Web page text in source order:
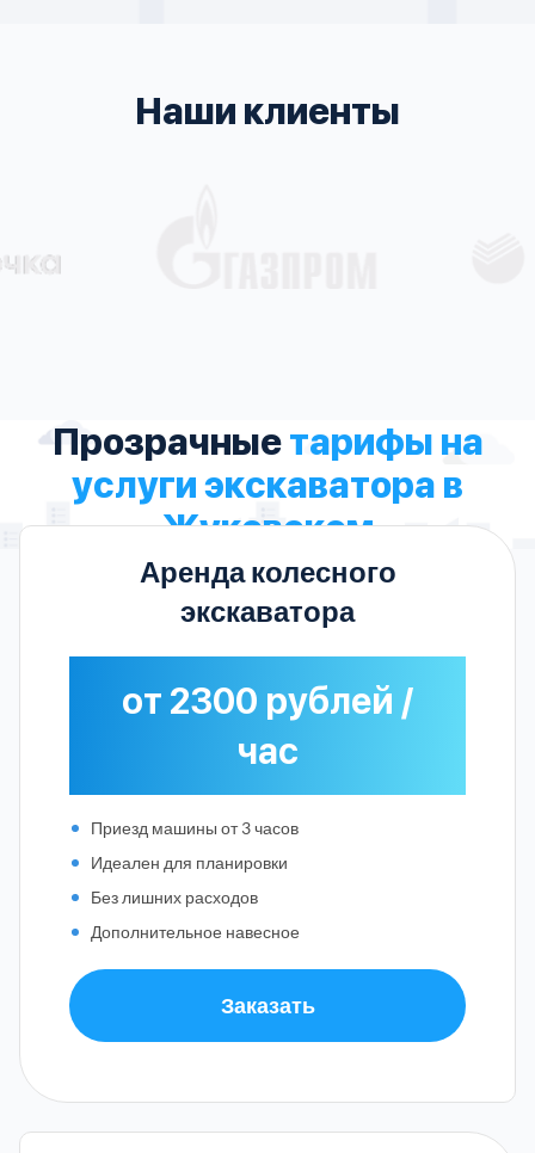
Наши клиенты
Прозрачныетарифы на
услуги экскаватора в
Жуковском
Аренда колесного
экскаватора
от 2300 рублей /
час
Приезд машины от 3 часов
Идеален для планировки
Без лишних расходов
Дополнительное навесное
Заказать